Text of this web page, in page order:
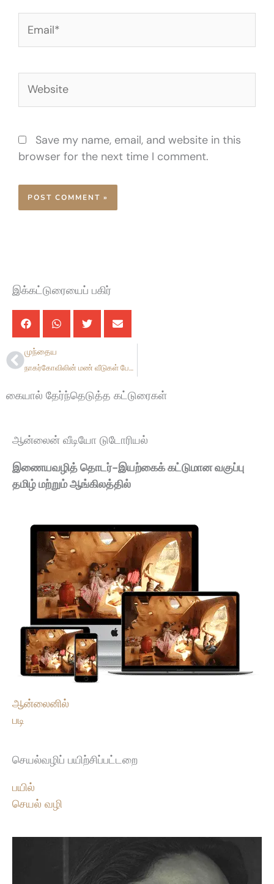
Save my name, email, and website in this
browser for the next time I comment.
இக்கட்டுரையைப் பகிர்
Prevமுந்தைய
நாகர்கோவிலின் மண் வீடுகள் பேசும் தொன்மையான கட்டிடக்கலை
கையால் தேர்ந்தெடுத்த கட்டுரைகள்
ஆன்லைன் வீடியோ டுடோரியல்
இணையவழித் தொடர்-இயற்கைக் கட்டுமான வகுப்பு
தமிழ் மற்றும் ஆங்கிலத்தில்
ஆன்லைனில்
படி
செயல்வழிப் பயிற்சிப்பட்டறை
பயில்
செயல் வழி